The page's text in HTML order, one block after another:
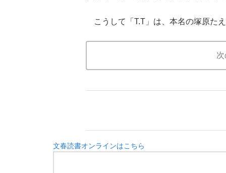
こうして「T.T」は、本名の塚原た
文春読書オンラインはこちら